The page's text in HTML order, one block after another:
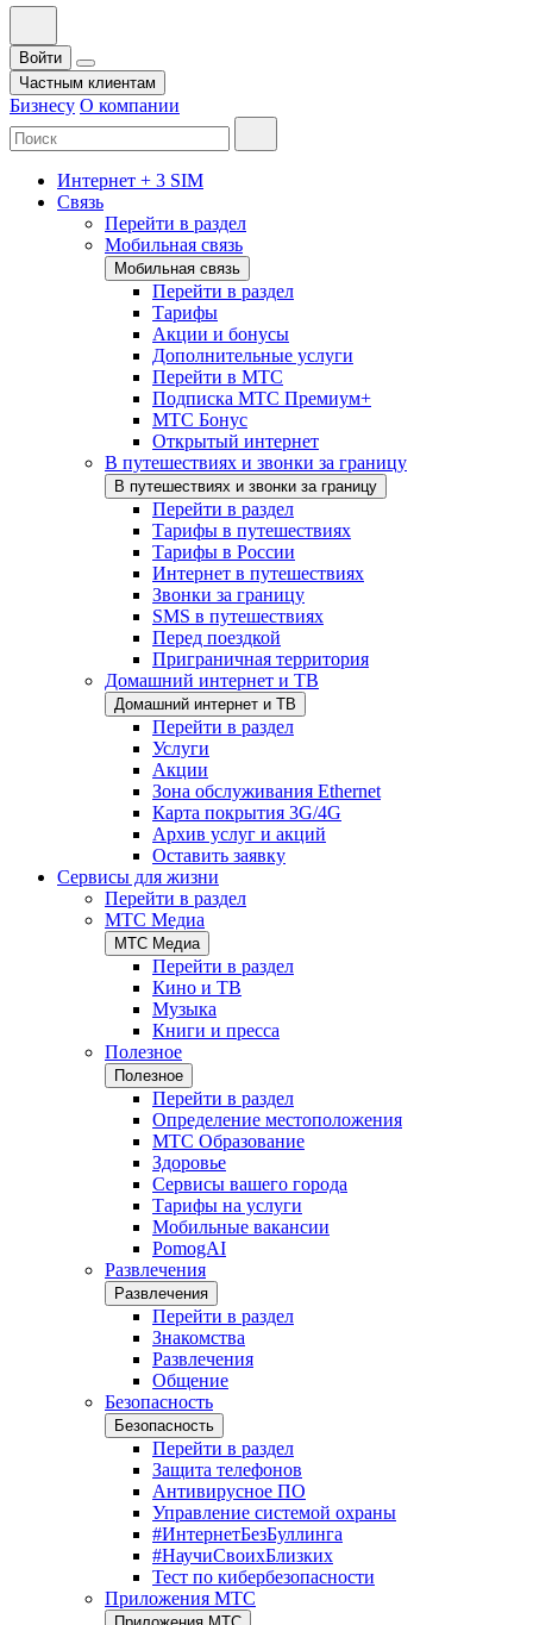
Войти
Частным клиентам
Бизнесу О компании
Интернет + 3 SIM
Связь
Перейти в раздел
Мобильная связь
Мобильная связь
Перейти в раздел
Тарифы
Акции и бонусы
Дополнительные услуги
Перейти в МТС
Подписка МТС Премиум+
МТС Бонус
Открытый интернет
В путешествиях и звонки за границу
В путешествиях и звонки за границу
Перейти в раздел
Тарифы в путешествиях
Тарифы в России
Интернет в путешествиях
Звонки за границу
SMS в путешествиях
Перед поездкой
Приграничная территория
Домашний интернет и ТВ
Домашний интернет и ТВ
Перейти в раздел
Услуги
Акции
Зона обслуживания Ethernet
Карта покрытия 3G/4G
Архив услуг и акций
Оставить заявку
Сервисы для жизни
Перейти в раздел
МТС Медиа
МТС Медиа
Перейти в раздел
Кино и ТВ
Музыка
Книги и пресса
Полезное
Полезное
Перейти в раздел
Определение местоположения
МТС Образование
Здоровье
Сервисы вашего города
Тарифы на услуги
Мобильные вакансии
PomogAI
Развлечения
Развлечения
Перейти в раздел
Знакомства
Развлечения
Общение
Безопасность
Безопасность
Перейти в раздел
Защита телефонов
Антивирусное ПО
Управление системой охраны
#ИнтернетБезБуллинга
#НаучиСвоихБлизких
Тест по кибербезопасности
Приложения МТС